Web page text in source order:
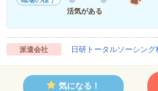
活気がある
派遣会社 日研トータルソーシン
気になる！